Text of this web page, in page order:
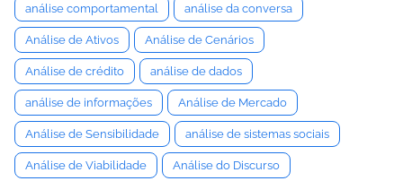
análise comportamental análise da conversa
Análise de Ativos Análise de Cenários
Análise de crédito análise de dados
análise de informações Análise de Mercado
Análise de Sensibilidade análise de sistemas sociais
Análise de Viabilidade Análise do Discurso